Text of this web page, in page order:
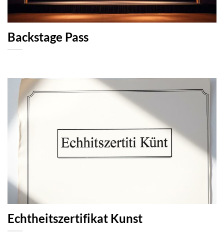
Backstage Pass
Echtheitszertifikat Kunst